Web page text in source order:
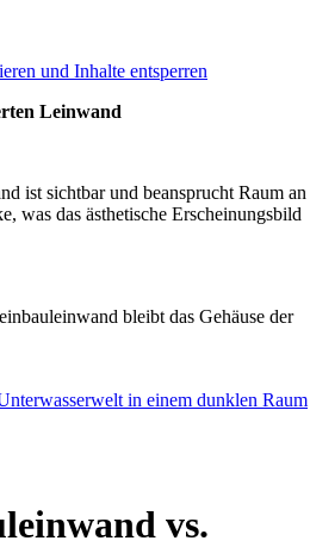
und Inhalte entsperren
Leinwand
ist sichtbar und beansprucht Raum an
was das ästhetische Erscheinungsbild
bleibt das Gehäuse der
vs.